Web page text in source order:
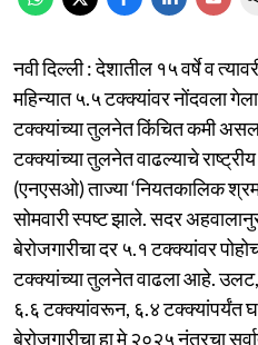
नवी दिल्ली : देशातील १५ वर्षे व
महिन्यात ५.५ टक्क्यांवर नोंदवला
टक्क्यांच्या तुलनेत किंचित कमी
टक्क्यांच्या तुलनेत वाढल्याचे राष्ट्रीय
(एनएसओ) ताज्या ‘नियतकालिक
सोमवारी स्पष्ट झाले. सदर
बेरोजगारीचा दर ५.१ टक्क्यांवर
टक्क्यांच्या तुलनेत वाढला आहे. उलट,
६.६ टक्क्यांवरून, ६.४ टक्क्यांपर्यंत
बेरोजगारीचा हा मे २०२५ नंतरचा